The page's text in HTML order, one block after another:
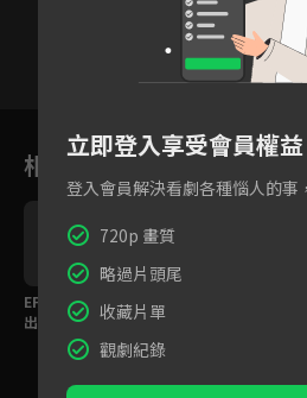
2 3
相關花絮
EP10預告：草根女力唱
出自己的歌
立即登入享受會員權益
登入會員解決看劇各種惱人的事
720p 畫質
略過片頭尾
收藏片單
觀劇紀錄